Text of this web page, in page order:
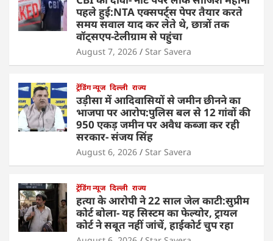
पहले हुई:NTA एक्सपर्ट्स पेपर तैयार करते
समय सवाल याद कर लेते थे, छात्रों तक
वॉट्सएप-टेलीग्राम से पहुंचा
August 7, 2026 Star Savera
ट्रेंडिंग न्यूज दिल्ली राज्य
उड़ीसा में आदिवासियों से जमीन छीनने का
भाजपा पर आरोप:पुलिस बल से 12 गांवों की
950 एकड़ जमीन पर अवैध कब्जा कर रही
सरकार- संजय सिंह
August 6, 2026 Star Savera
ट्रेंडिंग न्यूज दिल्ली राज्य
हत्या के आरोपी ने 22 साल जेल काटी:सुप्रीम
कोर्ट बोला- यह सिस्टम का फेल्योर, ट्रायल
कोर्ट ने सबूत नहीं जांचें, हाईकोर्ट चुप रहा